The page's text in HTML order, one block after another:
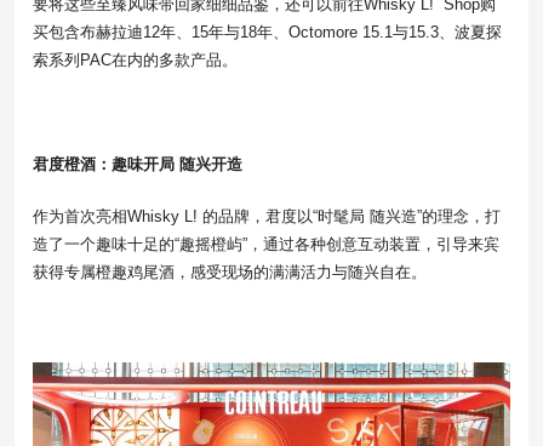
要将这些至臻风味带回家细细品鉴，还可以前往Whisky L! Shop购
买包含布赫拉迪12年、15年与18年、Octomore 15.1与15.3、波夏探
索系列PAC在内的多款产品。
君度橙酒：趣味开局 随兴开造
作为首次亮相Whisky L! 的品牌，君度以“时髦局 随兴造”的理念，打
造了一个趣味十足的“趣摇橙屿”，通过各种创意互动装置，引导来宾
获得专属橙趣鸡尾酒，感受现场的满满活力与随兴自在。